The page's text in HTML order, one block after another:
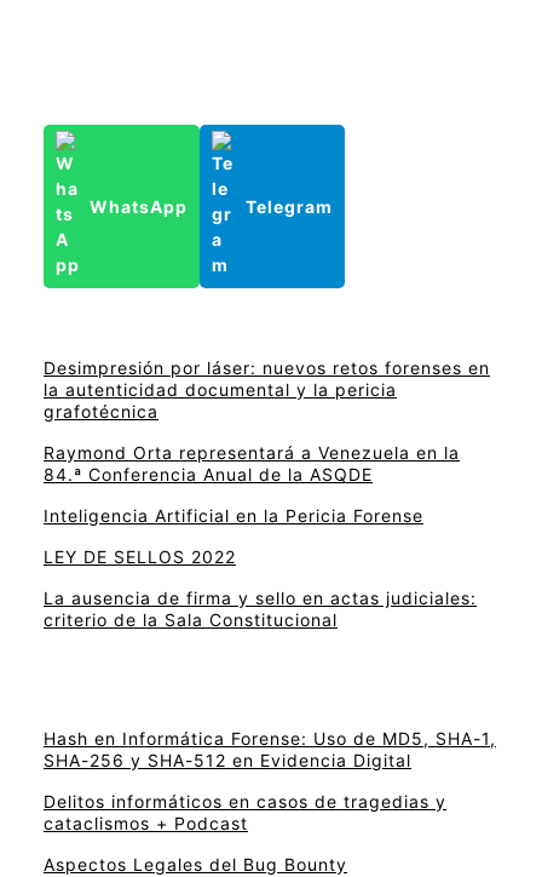
WhatsApp Telegram
Desimpresión por láser: nuevos retos forenses en
la autenticidad documental y la pericia
grafotécnica
Raymond Orta representará a Venezuela en la
84.ª Conferencia Anual de la ASQDE
Inteligencia Artificial en la Pericia Forense
LEY DE SELLOS 2022
La ausencia de firma y sello en actas judiciales:
criterio de la Sala Constitucional
Hash en Informática Forense: Uso de MD5, SHA-1,
SHA-256 y SHA-512 en Evidencia Digital
Delitos informáticos en casos de tragedias y
cataclismos + Podcast
Aspectos Legales del Bug Bounty